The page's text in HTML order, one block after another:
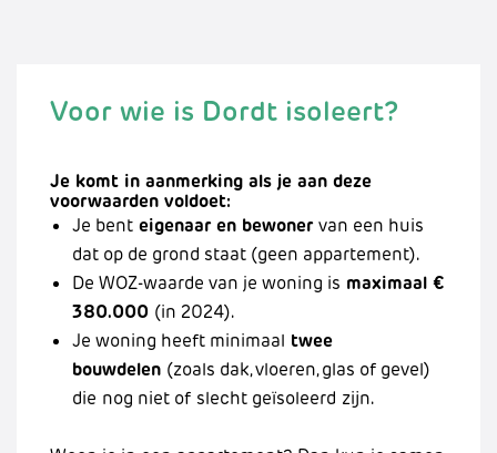
Voor wie is Dordt isoleert?
Je komt in aanmerking als je aan deze
voorwaarden voldoet:
Je bent eigenaar en bewonervan een huis
dat op de grond staat (geen appartement).
De WOZ-waarde van je woning is maximaal €
380.000 (in 2024).
Je woning heeft minimaal twee
bouwdelen (zoals dak, vloeren, glas of gevel)
die nog niet of slecht geïsoleerd zijn.